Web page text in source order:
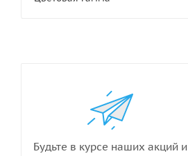
Будьте в курсе наших акций и